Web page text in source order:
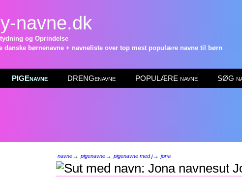
navne.dk
og Oprindelse
danske børnenavne + navneliste over top mest populære navne til børn
PIGEnavne DRENGenavne POPULÆRE navne SØG
navne→ pigenavne→ pigenavne med j→ jona